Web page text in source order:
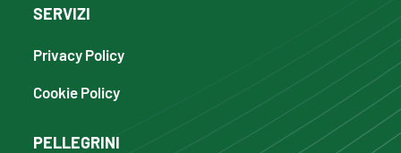
SERVIZI
Privacy Policy
Cookie Policy
PELLEGRINI